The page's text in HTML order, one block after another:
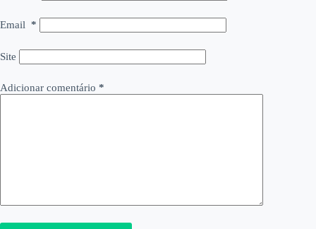
Email *
Site
Adicionar comentário *